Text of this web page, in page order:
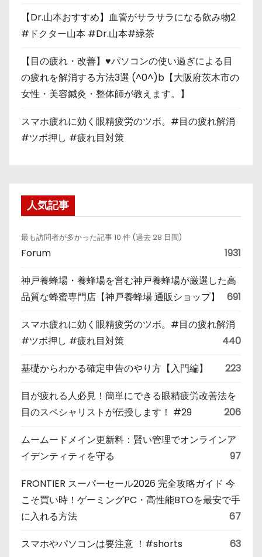
【Dr.山本おすすめ】血管がサラサラになる飲み物2
#ドクター山本 #Dr.山本#緑茶
【目の疲れ・改善】♥パソコンの使い過ぎによる目
の疲れを解消する方法3選 (^0^)b【大阪府茨木市の
女性・美容鍼灸・整体師が教えます。】
スマホ疲れに効く眼精疲労のツボ。#目の疲れ解消
#ツボ押し #疲れ目対策
人気記事
最も訪問者が多かった記事 10 件 (過去 28 日間)
Forum 1931
神戸養蜂場・養蜂場を営む神戸養蜂場が厳選した高
品質な蜂蜜専門店【神戸養蜂場 通販ショップ】
691
スマホ疲れに効く眼精疲労のツボ。#目の疲れ解消
#ツボ押し #疲れ目対策
440
基礎からわかる確定申告のやり方【入門編】 223
目が疲れる人必見！簡単にできる眼精疲労改善法を
目のスペシャリストが伝授します！ #29
206
ムームードメイン更新料：賢い管理でオンラインア
イデンティティを守る
97
FRONTIER スーパーセール2026 完全攻略ガイド 今
こそ買い時！ゲーミングPC・高性能BTOを最安で手
に入れる方法
67
スマホやパソコンは要注意 ！#shorts 63